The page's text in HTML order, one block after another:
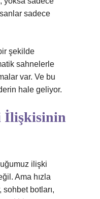
sadece
şekilde
sahnelerle
var. Ve bu
hale geliyor.
İlişkisinin
ilişki
Ama hızla
botları,